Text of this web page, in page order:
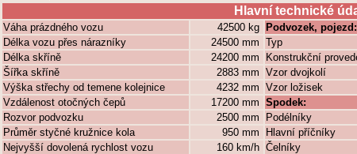
Hlavní technické
Váha prázdného vozu 42500 kg
Podvozek, pojezd:
Délka vozu přes nárazníky
24500 mm Typ
Délka skříně
24200 mm Konstrukční
Šířka skříně
2883 mm Vzor dvojkolí
Výška střechy od temene kolejnice
4232 mm Vzor ložisek
Vzdálenost otočných čepů
17200 mm Spodek:
Rozvor podvozku
2500 mm Podélníky
Průměr styčné kružnice kola
950 mm Hlavní příčníky
Nejvyšší dovolená rychlost vozu
160 km/h Čelníky